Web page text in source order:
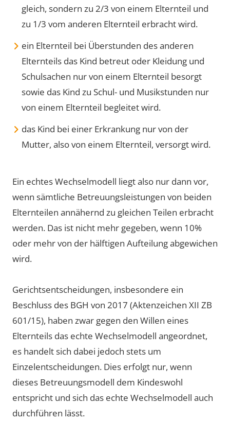
gleich, sondern zu 2/3 von einem Elternteil und
zu 1/3 vom anderen Elternteil erbracht wird.
ein Elternteil bei Überstunden des anderen
Elternteils das Kind betreut oder Kleidung und
Schulsachen nur von einem Elternteil besorgt
sowie das Kind zu Schul- und Musikstunden nur
von einem Elternteil begleitet wird.
das Kind bei einer Erkrankung nur von der
Mutter, also von einem Elternteil, versorgt wird.
Ein echtes Wechselmodell liegt also nur dann vor,
wenn sämtliche Betreuungsleistungen von beiden
Elternteilen annähernd zu gleichen Teilen erbracht
werden. Das ist nicht mehr gegeben, wenn 10%
oder mehr von der hälftigen Aufteilung abgewichen
wird.
Gerichtsentscheidungen, insbesondere ein
Beschluss des BGH von 2017 (Aktenzeichen XII ZB
601/15), haben zwar gegen den Willen eines
Elternteils das echte Wechselmodell angeordnet,
es handelt sich dabei jedoch stets um
Einzelentscheidungen. Dies erfolgt nur, wenn
dieses Betreuungsmodell dem Kindeswohl
entspricht und sich das echte Wechselmodell auch
durchführen lässt.